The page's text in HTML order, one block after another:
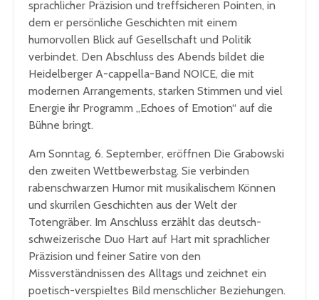
sprachlicher Präzision und treffsicheren Pointen, in
dem er persönliche Geschichten mit einem
humorvollen Blick auf Gesellschaft und Politik
verbindet. Den Abschluss des Abends bildet die
Heidelberger A-cappella-Band NOICE, die mit
modernen Arrangements, starken Stimmen und viel
Energie ihr Programm „Echoes of Emotion“ auf die
Bühne bringt.
Am Sonntag, 6. September, eröffnen Die Grabowski
den zweiten Wettbewerbstag. Sie verbinden
rabenschwarzen Humor mit musikalischem Können
und skurrilen Geschichten aus der Welt der
Totengräber. Im Anschluss erzählt das deutsch-
schweizerische Duo Hart auf Hart mit sprachlicher
Präzision und feiner Satire von den
Missverständnissen des Alltags und zeichnet ein
poetisch-verspieltes Bild menschlicher Beziehungen.